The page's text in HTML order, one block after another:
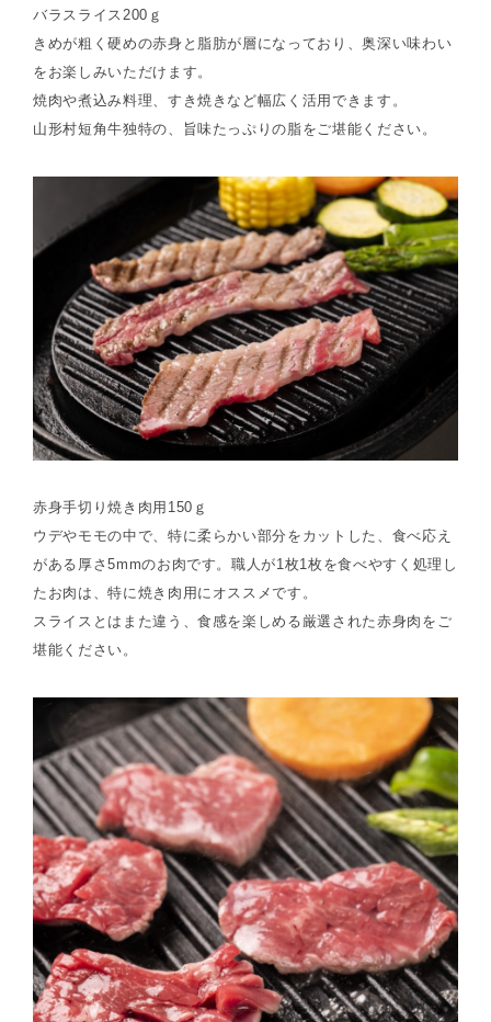
バラスライス200ｇ
きめが粗く硬めの赤身と脂肪が層になっており、奥深い味わい
をお楽しみいただけます。
焼肉や煮込み料理、すき焼きなど幅広く活用できます。
山形村短角牛独特の、旨味たっぷりの脂をご堪能ください。
赤身手切り焼き肉用150ｇ
ウデやモモの中で、特に柔らかい部分をカットした、食べ応え
がある厚さ5mmのお肉です。職人が1枚1枚を食べやすく処理し
たお肉は、特に焼き肉用にオススメです。
スライスとはまた違う、食感を楽しめる厳選された赤身肉をご
堪能ください。